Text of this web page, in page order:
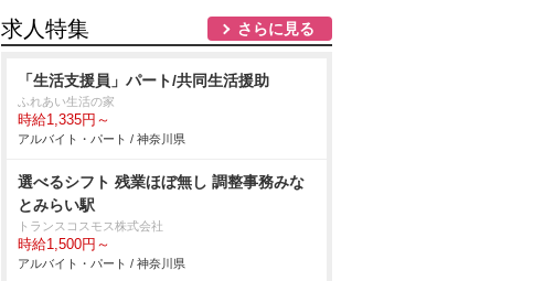
求人特集 さらに見る
「生活支援員」パート/共同生活援助
ふれあい生活の家
時給1,335円～
アルバイト・パート / 神奈川県
選べるシフト 残業ほぼ無し 調整事務みな
とみらい駅
トランスコスモス株式会社
時給1,500円～
アルバイト・パート / 神奈川県